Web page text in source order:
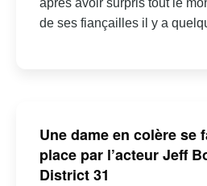
après avoir surpris tout le
de ses fiançailles il y a
Une dame en colère se
place par l’acteur Jeff
District 31